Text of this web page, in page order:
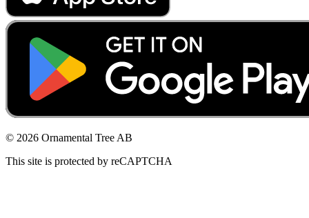
© 2026 Ornamental Tree AB
This site is protected by reCAPTCHA